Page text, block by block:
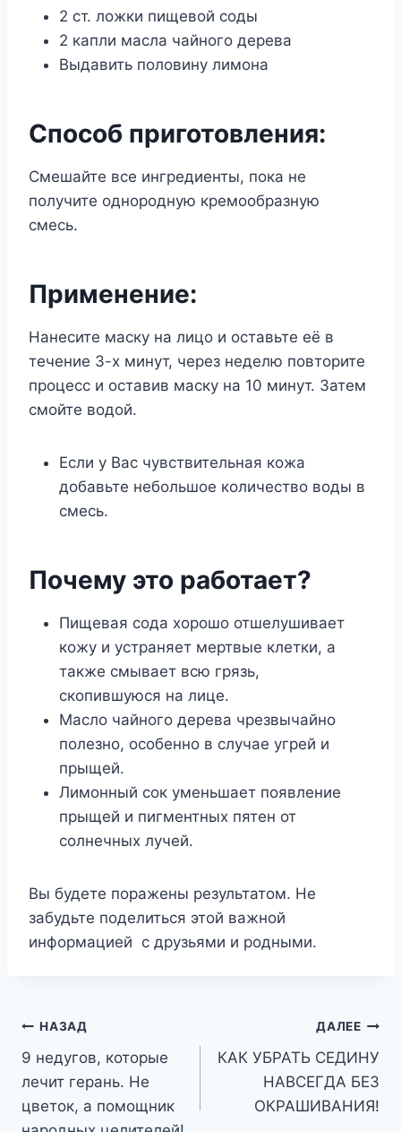
2 ст. ложки пищевой соды
2 капли масла чайного дерева
Выдавить половину лимона
Способ приготовления:
Смешайте все ингредиенты, пока не
получите однородную кремообразную
смесь.
Применение:
Нанесите маску на лицо и оставьте её в
течение 3-х минут, через неделю повторите
процесс и оставив маску на 10 минут. Затем
смойте водой.
Если у Вас чувствительная кожа
добавьте небольшое количество воды в
смесь.
Почему это работает?
Пищевая сода хорошо отшелушивает
кожу и устраняет мертвые клетки, а
также смывает всю грязь,
скопившуюся на лице.
Масло чайного дерева чрезвычайно
полезно, особенно в случае угрей и
прыщей.
Лимонный сок уменьшает появление
прыщей и пигментных пятен от
солнечных лучей.
Вы будете поражены результатом. Не
забудьте поделиться этой важной
информацией с друзьями и родными.
Навигация
по
записям
НАЗАД
9 недугов, которые
лечит герань. Не
цветок, а помощник
ДАЛЕЕ
КАК УБРАТЬ СЕДИНУ
НАВСЕГДА БЕЗ
ОКРАШИВАНИЯ!